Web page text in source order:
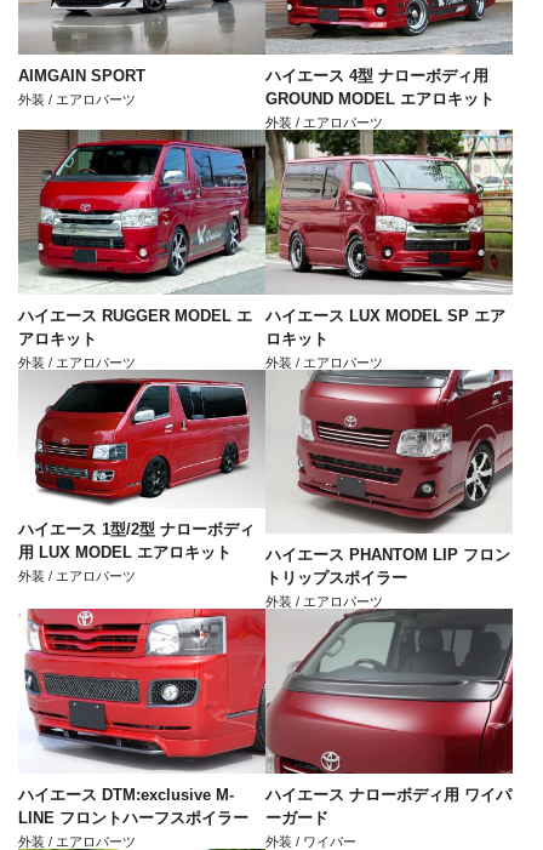
AIMGAIN SPORT
外装 / エアロパーツ
ハイエース 4型 ナローボディ用
GROUND MODEL エアロキット
外装 / エアロパーツ
ハイエース RUGGER MODEL エ
アロキット
外装 / エアロパーツ
ハイエース LUX MODEL SP エア
ロキット
外装 / エアロパーツ
ハイエース 1型/2型 ナローボディ
用 LUX MODEL エアロキット
外装 / エアロパーツ
ハイエース PHANTOM LIP フロン
トリップスポイラー
外装 / エアロパーツ
ハイエース DTM:exclusive M-
LINE フロントハーフスポイラー
外装 / エアロパーツ
ハイエース ナローボディ用 ワイパ
ーガード
外装 / ワイパー